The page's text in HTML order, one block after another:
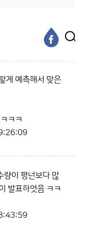
게 예측해서 맞은
ㅋㅋ
량이 평넌보다 많
발표하엿음 ㅋㅋ